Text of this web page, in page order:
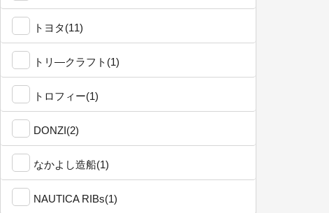
トヨタ(11)
トリ―クラフト(1)
トロフィー(1)
DONZI(2)
なかよし造船(1)
NAUTICA RIBs(1)